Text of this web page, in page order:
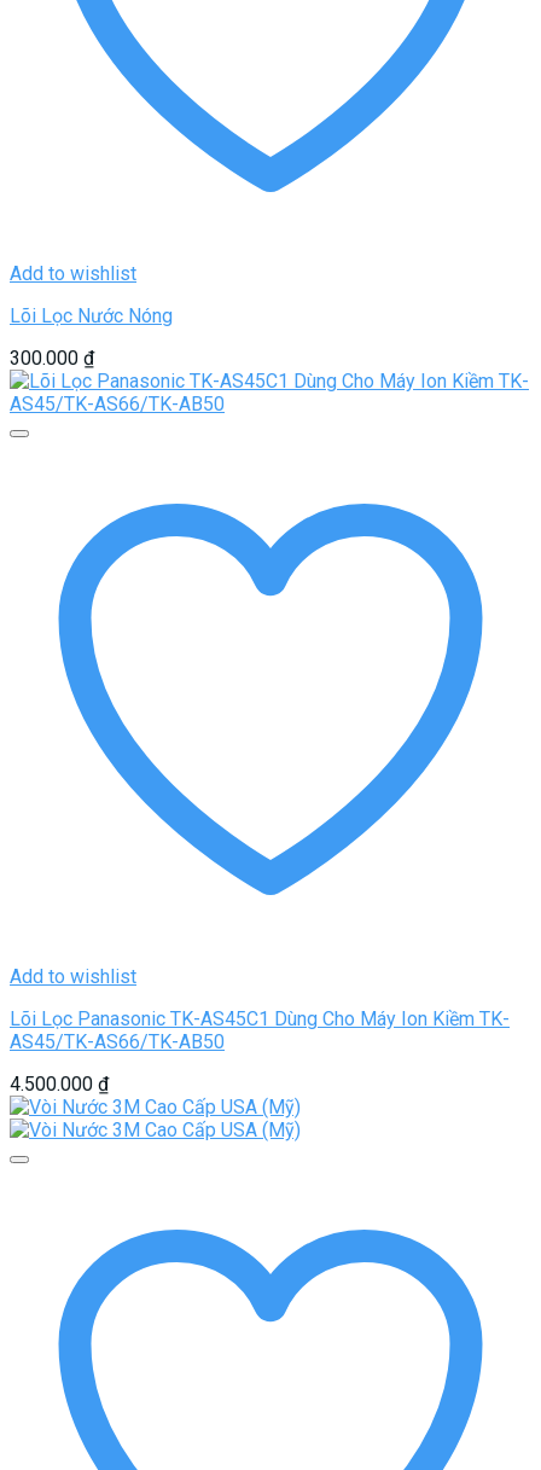
Add to wishlist
Lõi Lọc Nước Nóng
300.000 ₫
Add to wishlist
Lõi Lọc Panasonic TK-AS45C1 Dùng Cho Máy Ion Kiềm TK-
AS45/TK-AS66/TK-AB50
4.500.000 ₫